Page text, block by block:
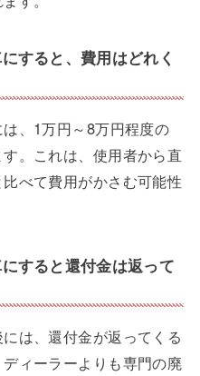
すると、費用はどれく
、1万円～8万円程度の
。これは、使用者から直
べて費用がかさむ可能性
すると還付金は返って
は、還付金が返ってくる
ィーラーよりも専門の廃